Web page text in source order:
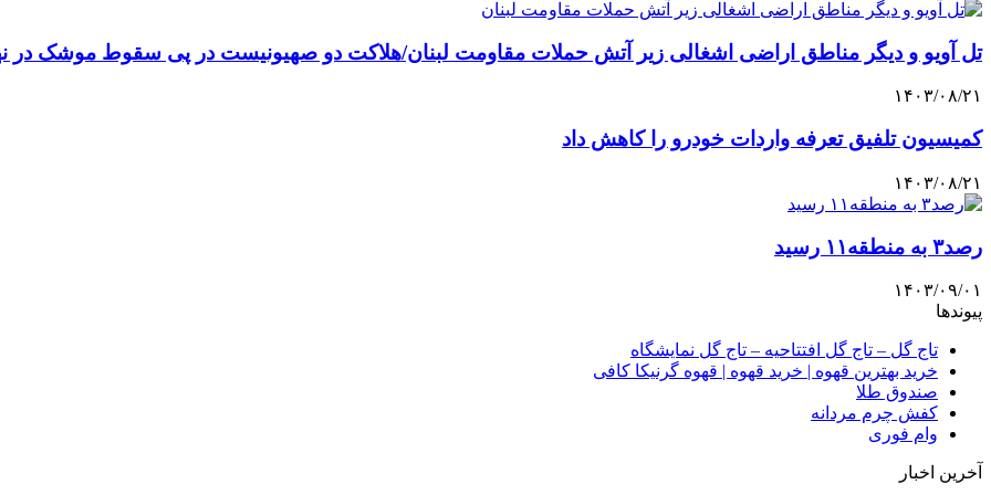
تل آویو و دیگر مناطق اراضی اشغالی زیر آتش حملات مقاومت لبنان/هلاکت دو صهیونیست در پی سقوط موشک در
۱۴۰۳/۰۸/۲۱
کمیسیون تلفیق تعرفه واردات خودرو را کاهش داد
۱۴۰۳/۰۸/۲۱
رصد۳ به منطقه۱۱ رسید
۱۴۰۳/۰۹/۰۱
پیوندها
تاج گل – تاج گل افتتاحیه – تاج گل نمایشگاه
خرید بهترین قهوه | خرید قهوه | قهوه گرنیکا کافی
صندوق طلا
کفش چرم مردانه
وام فوری
آخرین اخبار